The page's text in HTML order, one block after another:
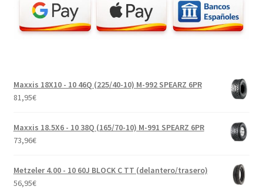
Maxxis 18X10 - 10 46Q (225/40-10) M-992 SPEARZ 6PR
81,95€
Maxxis 18.5X6 - 10 38Q (165/70-10) M-991 SPEARZ 6PR
73,96€
Metzeler 4.00 - 10 60J BLOCK C TT (delantero/trasero)
56,95€